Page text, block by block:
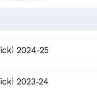
2024-25
2023-24